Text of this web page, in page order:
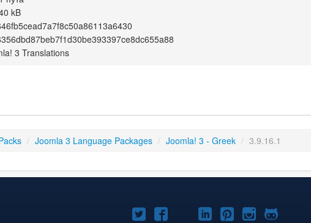
kB
3 Translations
/ Joomla 3 Language Packages / Joomla! 3 - Greek / 3.9.16.1
Joomla!Joomla!Joomla!
Joomla!Joomla!
Joomla!Joomla!